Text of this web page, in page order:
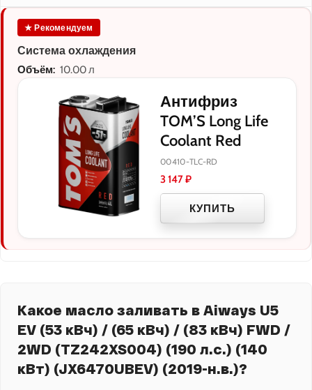
★ Рекомендуем
Система охлаждения
Объём: 10.00 л
Антифриз
TOM’S Long Life
Coolant Red
00410-TLC-RD
3 147₽
КУПИТЬ
Какое масло заливать в Aiways U5
EV (53 кВч) / (65 кВч) / (83 кВч) FWD /
2WD (TZ242XS004) (190 л.с.) (140
кВт) (JX6470UBEV) (2019-н.в.)?